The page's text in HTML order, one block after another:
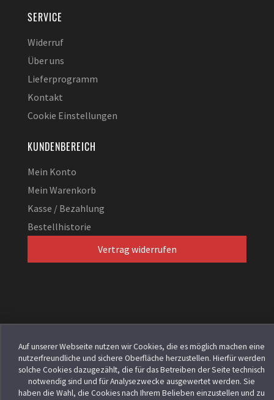
SERVICE
Widerruf
Über uns
Lieferprogramm
Kontakt
Cookie Einstellungen
KUNDENBEREICH
Mein Konto
Mein Warenkorb
Kasse / Bezahlung
Bestellhistorie
Vertrag widerrufen
GmbH. Alle Rechte vorbehalten.
Auf unserer Webseite nutzen wir Cookies, die es möglich machen eine
nutzerfreundliche und sichere Oberfläche herzustellen. Hierfür werden
solche Cookies dazugezählt, die für das Betreiben der Seite technisch
notwendig sind und für Analysezwecke ausgewertet werden. Sie
haben die Wahl, die Cookies nach Ihrem Belieben einzustellen und zu